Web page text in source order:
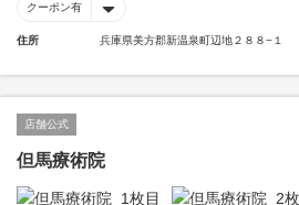
クーポン有
住所 兵庫県美方郡新温泉町辺地２８８−１
店舗公式
但馬療術院